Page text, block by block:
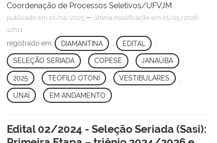
Coordenação de Processos Seletivos/UFVJM
publicado em 10/04/2025 — última modificação em 25/05/2026
12h11
registrado em: DIAMANTINA EDITAL
SELEÇÃO SERIADA , COPESE , JANAÚBA ,
2025 TEÓFILO OTONI VESTIBULARES
UNAÍ EM ANDAMENTO
Edital 02/2024 - Seleção Seriada (Sasi):